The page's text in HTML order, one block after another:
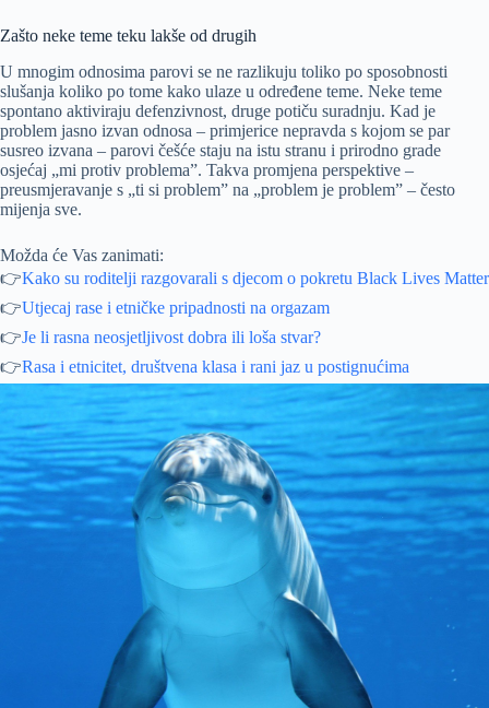
Zašto neke teme teku lakše od drugih
U mnogim odnosima parovi se ne razlikuju toliko po sposobnosti
slušanja koliko po tome kako ulaze u određene teme. Neke teme
spontano aktiviraju defenzivnost, druge potiču suradnju. Kad je
problem jasno izvan odnosa – primjerice nepravda s kojom se par
susreo izvana – parovi češće staju na istu stranu i prirodno grade
osjećaj „mi protiv problema”. Takva promjena perspektive –
preusmjeravanje s „ti si problem” na „problem je problem” – često
mijenja sve.
Možda će Vas zanimati:
👉Kako su roditelji razgovarali s djecom o pokretu Black Lives Matter
👉Utjecaj rase i etničke pripadnosti na orgazam
👉Je li rasna neosjetljivost dobra ili loša stvar?
👉Rasa i etnicitet, društvena klasa i rani jaz u postignućima